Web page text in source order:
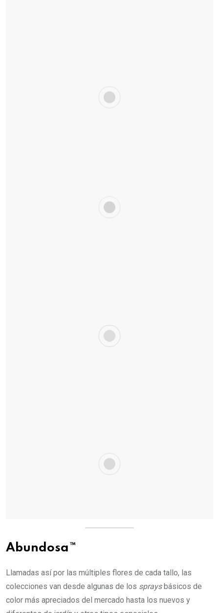
Abundosa™
Llamadas así por las múltiples flores de cada tallo, las
colecciones van desde algunas de los spraysbásicos de
color más apreciados del mercado hasta los nuevos y